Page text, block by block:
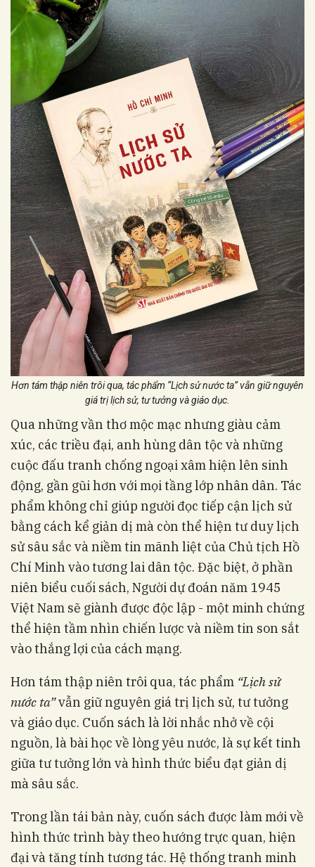
Hơn tám thập niên trôi qua, tác phẩm “Lịch sử nước ta” vẫn giữ nguyên
giá trị lịch sử, tư tưởng và giáo dục.
Qua những vần thơ mộc mạc nhưng giàu cảm
xúc, các triều đại, anh hùng dân tộc và những
cuộc đấu tranh chống ngoại xâm hiện lên sinh
động, gần gũi hơn với mọi tầng lớp nhân dân. Tác
phẩm không chỉ giúp người đọc tiếp cận lịch sử
bằng cách kể giản dị mà còn thể hiện tư duy lịch
sử sâu sắc và niềm tin mãnh liệt của Chủ tịch Hồ
Chí Minh vào tương lai dân tộc. Đặc biệt, ở phần
niên biểu cuối sách, Người dự đoán năm 1945
Việt Nam sẽ giành được độc lập - một minh chứng
thể hiện tầm nhìn chiến lược và niềm tin son sắt
vào thắng lợi của cách mạng.
Hơn tám thập niên trôi qua, tác phẩm “Lịch sử
nước ta”vẫn giữ nguyên giá trị lịch sử, tư tưởng
và giáo dục. Cuốn sách là lời nhắc nhở về cội
nguồn, là bài học về lòng yêu nước, là sự kết tinh
giữa tư tưởng lớn và hình thức biểu đạt giản dị
mà sâu sắc.
Trong lần tái bản này, cuốn sách được làm mới về
hình thức trình bày theo hướng trực quan, hiện
đại và tăng tính tương tác. Hệ thống tranh minh